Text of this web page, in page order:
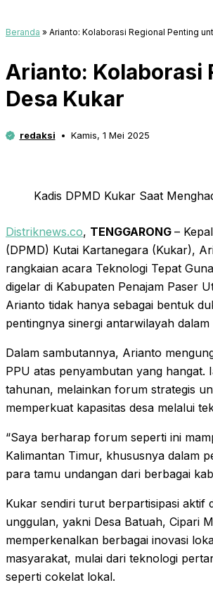
Beranda » Arianto: Kolaborasi Regional Penting
Arianto: Kolaborasi
Desa Kukar
redaksi Kamis, 1 Mei 2025
Kadis DPMD Kukar Saat
Distriknews.co, TENGGARONG –
(DPMD) Kutai Kartanegara (Kukar),
rangkaian acara Teknologi Tepat
digelar di Kabupaten Penajam Paser
Arianto tidak hanya sebagai bentuk
pentingnya sinergi antarwilayah
Dalam sambutannya, Arianto
PPU atas penyambutan yang hangat.
tahunan, melainkan forum strategis
memperkuat kapasitas desa melalui
“Saya berharap forum seperti ini
Kalimantan Timur, khususnya dalam
para tamu undangan dari berbagai
Kukar sendiri turut berpartisipasi aktif
unggulan, yakni Desa Batuah, Cipari
memperkenalkan berbagai inovasi
masyarakat, mulai dari teknologi
seperti cokelat lokal.